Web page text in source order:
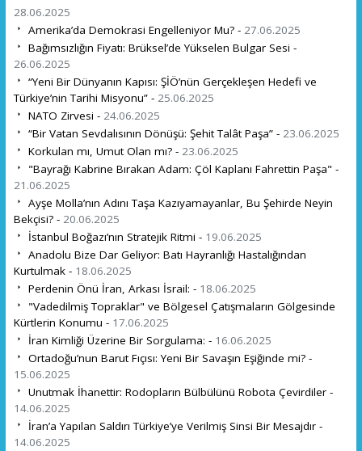
28.06.2025
Amerika’da Demokrasi Engelleniyor Mu? - 27.06.2025
Bağımsızlığın Fiyatı: Brüksel’de Yükselen Bulgar Sesi -
26.06.2025
“Yeni Bir Dünyanın Kapısı: ŞİÖ’nün Gerçekleşen Hedefi ve
Türkiye’nin Tarihi Misyonu” - 25.06.2025
NATO Zirvesi - 24.06.2025
“Bir Vatan Sevdalısının Dönüşü: Şehit Talât Paşa” - 23.06.2025
Korkulan mı, Umut Olan mı? - 23.06.2025
"Bayrağı Kabrine Bırakan Adam: Çöl Kaplanı Fahrettin Paşa" -
21.06.2025
Ayşe Molla’nın Adını Taşa Kazıyamayanlar, Bu Şehirde Neyin
Bekçisi? - 20.06.2025
İstanbul Boğazı’nın Stratejik Ritmi - 19.06.2025
Anadolu Bize Dar Geliyor: Batı Hayranlığı Hastalığından
Kurtulmak - 18.06.2025
Perdenin Önü İran, Arkası İsrail: - 18.06.2025
"Vadedilmiş Topraklar" ve Bölgesel Çatışmaların Gölgesinde
Kürtlerin Konumu - 17.06.2025
İran Kimliği Üzerine Bir Sorgulama: - 16.06.2025
Ortadoğu’nun Barut Fıçısı: Yeni Bir Savaşın Eşiğinde mi? -
15.06.2025
Unutmak İhanettir: Rodopların Bülbülünü Robota Çevirdiler -
14.06.2025
İran’a Yapılan Saldırı Türkiye’ye Verilmiş Sinsi Bir Mesajdır -
14.06.2025